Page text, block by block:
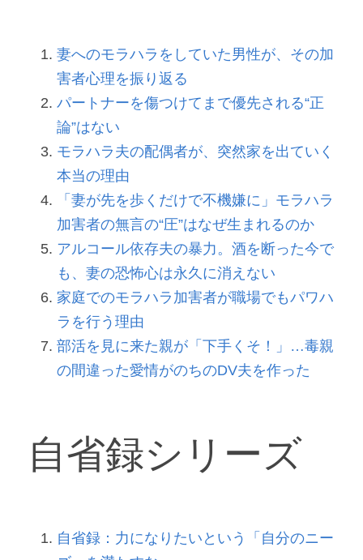
妻へのモラハラをしていた男性が、その加
害者心理を振り返る
パートナーを傷つけてまで優先される“正
論”はない
モラハラ夫の配偶者が、突然家を出ていく
本当の理由
「妻が先を歩くだけで不機嫌に」モラハラ
加害者の無言の“圧”はなぜ生まれるのか
アルコール依存夫の暴力。酒を断った今で
も、妻の恐怖心は永久に消えない
家庭でのモラハラ加害者が職場でもパワハ
ラを行う理由
部活を見に来た親が「下手くそ！」…毒親
の間違った愛情がのちのDV夫を作った
自省録シリーズ
自省録：力になりたいという「自分のニー